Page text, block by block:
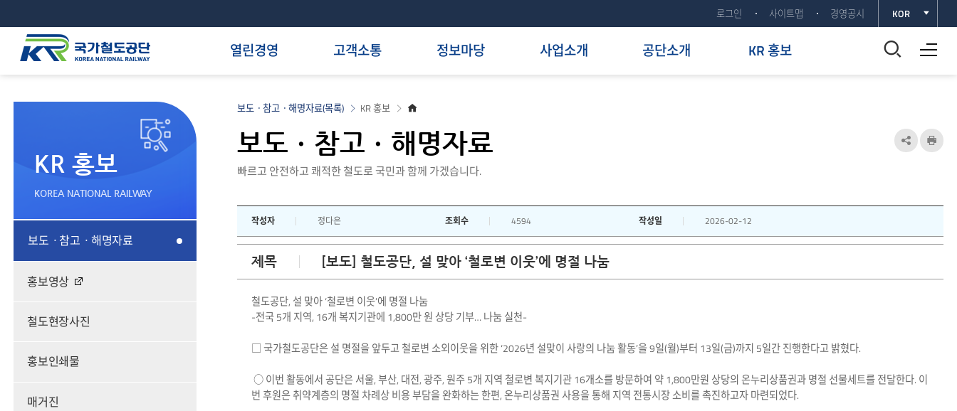
로그인 사이트맵 경영공시 KOR
열린경영 고객소통 정보마당 사업소개 공단소개 KR 홍보
통
색
열
기
전체메뉴 열기
KR 홍보
KOREA NATIONAL RAILWAY
보도ㆍ참고ㆍ해명자료
홍보영상
철도현장사진
홍보인쇄물
매거진
로
KR 홍보
보도ㆍ참고ㆍ해명자료(목록)
보도ㆍ참고ㆍ해명자료
빠르고 안전하고 쾌적한 철도로 국민과 함께 가겠습니다.
공
열
인
작성자 정다은 조회수 4594 작성일 2026-02-12
제목 [보도] 철도공단, 설 맞아 ‘철로변 이웃’에 명절 나눔
철도공단, 설 맞아 ‘철로변 이웃’에 명절 나눔
-전국 5개 지역, 16개 복지기관에 1,800만 원 상당 기부… 나눔 실천-
□ 국가철도공단은 설 명절을 앞두고 철로변 소외이웃을 위한 ‘2026년 설맞이 사랑의 나눔 활동’을 9일(월)부터 13일(금)까지 5일간 진행한다고 밝혔다.
○ 이번 활동에서 공단은 서울, 부산, 대전, 광주, 원주 5개 지역 철로변 복지기관 16개소를 방문하여 약 1,800만원 상당의 온누리상품권과 명절 선물세트를 전달한다. 이
번 후원은 취약계층의 명절 차례상 비용 부담을 완화하는 한편, 온누리상품권 사용을 통해 지역 전통시장 소비를 촉진하고자 마련되었다.